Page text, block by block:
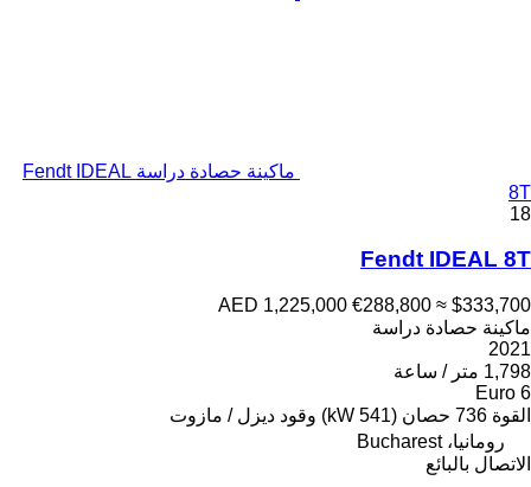
ماكينة حصادة دراسة Fendt IDEAL
8T
18
Fendt IDEAL 8T
AED 1,225,000 €288,800 ≈ $333,700
ماكينة حصادة دراسة
2021
1,798 متر / ساعة
Euro 6
القوة 736 حصان (541 kW) وقود ديزل / مازوت
رومانيا، Bucharest
الاتصال بالبائع